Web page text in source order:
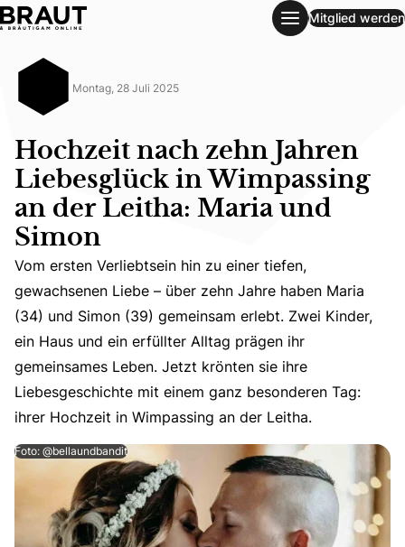
Hochzeit nach zehn Jahren Liebesglück in Wimpassing an
Mitglied werden
Montag, 28 Juli 2025
Hochzeit nach zehn Jahren
Liebesglück in Wimpassing
an der Leitha: Maria und
Simon
Vom ersten Verliebtsein hin zu einer tiefen,
Vom ersten Verliebtsein hin zu einer tiefen,
gewachsenen Liebe – über zehn Jahre haben Maria
(34) und Simon (39) gemeinsam erlebt. Zwei Kinder,
ein Haus und ein erfüllter Alltag prägen ihr
gemeinsames Leben. Jetzt krönten sie ihre
Liebesgeschichte mit einem ganz besonderen Tag:
ihrer Hochzeit in Wimpassing an der Leitha.
Foto: @bellaundbandit